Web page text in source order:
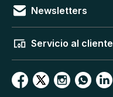
Newsletters
Servicio al cliente